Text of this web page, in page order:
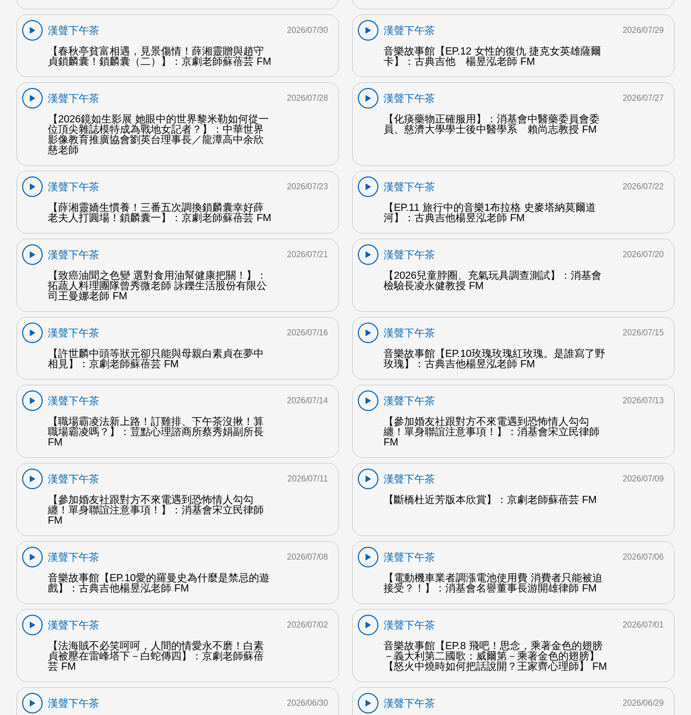
漢聲下午茶
【春秋亭貧富相遇，見景傷情！薛湘靈贈與趙守
貞鎖麟囊！鎖麟囊（二）】：京劇老師蘇蓓芸 FM
2026/07/30
漢聲下午茶
音樂故事館【EP.12 女性的復仇 捷克女英雄薩爾
卡】：古典吉他 楊昱泓老師 FM
2026/07/29
漢聲下午茶
【2026鏡如生影展 她眼中的世界黎米勒如何從一
位頂尖雜誌模特成為戰地女記者？】：中華世界
影像教育推廣協會劉英台理事長／龍潭高中余欣
慈老師
2026/07/28
漢聲下午茶
【化痰藥物正確服用】：消基會中醫藥委員會委
員、慈濟大學學士後中醫學系 賴尚志教授 FM
2026/07/27
漢聲下午茶
【薛湘靈嬌生慣養！三番五次調換鎖麟囊幸好薛
老夫人打圓場！鎖麟囊一】：京劇老師蘇蓓芸 FM
2026/07/23
漢聲下午茶
【EP.11 旅行中的音樂1布拉格 史麥塔納莫爾道
河】：古典吉他楊昱泓老師 FM
2026/07/22
漢聲下午茶
【致癌油聞之色變 選對食用油幫健康把關！】：
拓蔬人料理團隊曾秀微老師 詠鑠生活股份有限公
司王曼娜老師 FM
2026/07/21
漢聲下午茶
【2026兒童脖圈、充氣玩具調查測試】：消基會
檢驗長凌永健教授 FM
2026/07/20
漢聲下午茶
【許世麟中頭等狀元卻只能與母親白素貞在夢中
相見】：京劇老師蘇蓓芸 FM
2026/07/16
漢聲下午茶
音樂故事館【EP.10玫瑰玫瑰紅玫瑰。是誰寫了野
玫瑰】：古典吉他楊昱泓老師 FM
2026/07/15
漢聲下午茶
【職場霸凌法新上路！訂雞排、下午茶沒揪！算
職場霸凌嗎？】：荳點心理諮商所蔡秀娟副所長
FM
2026/07/14
漢聲下午茶
【參加婚友社跟對方不來電遇到恐怖情人勾勾
纏！單身聯誼注意事項！】：消基會宋立民律師
FM
2026/07/13
漢聲下午茶
【參加婚友社跟對方不來電遇到恐怖情人勾勾
纏！單身聯誼注意事項！】：消基會宋立民律師
FM
2026/07/11
漢聲下午茶
【斷橋杜近芳版本欣賞】：京劇老師蘇蓓芸 FM
2026/07/09
漢聲下午茶
音樂故事館【EP.10愛的羅曼史為什麼是禁忌的遊
戲】：古典吉他楊昱泓老師 FM
2026/07/08
漢聲下午茶
【電動機車業者調漲電池使用費 消費者只能被迫
接受？！】：消基會名譽董事長游開雄律師 FM
2026/07/06
漢聲下午茶
【法海賊不必笑呵呵，人間的情愛永不磨！白素
貞被壓在雷峰塔下－白蛇傳四】：京劇老師蘇蓓
芸 FM
2026/07/02
漢聲下午茶
音樂故事館【EP.8 飛吧！思念，乘著金色的翅膀
－義大利第二國歌：威爾第－乘著金色的翅膀】
【怒火中燒時如何把話說開？王家齊心理師】 FM
2026/07/01
漢聲下午茶
2026/06/30
漢聲下午茶
2026/06/29